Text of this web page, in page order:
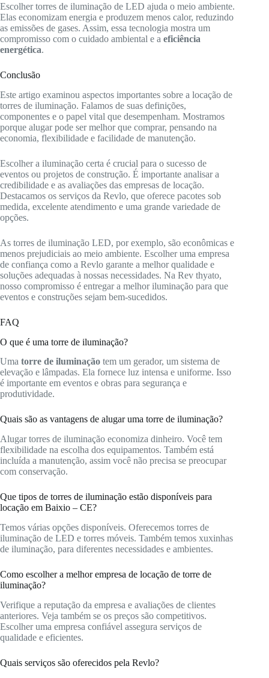
Escolher torres de iluminação de LED ajuda o meio ambiente.
Elas economizam energia e produzem menos calor, reduzindo
as emissões de gases. Assim, essa tecnologia mostra um
compromisso com o cuidado ambiental e a eficiência
energética.
Conclusão
Este artigo examinou aspectos importantes sobre a locação de
torres de iluminação. Falamos de suas definições,
componentes e o papel vital que desempenham. Mostramos
porque alugar pode ser melhor que comprar, pensando na
economia, flexibilidade e facilidade de manutenção.
Escolher a iluminação certa é crucial para o sucesso de
eventos ou projetos de construção. É importante analisar a
credibilidade e as avaliações das empresas de locação.
Destacamos os serviços da Revlo, que oferece pacotes sob
medida, excelente atendimento e uma grande variedade de
opções.
As torres de iluminação LED, por exemplo, são econômicas e
menos prejudiciais ao meio ambiente. Escolher uma empresa
de confiança como a Revlo garante a melhor qualidade e
soluções adequadas à nossas necessidades. Na Rev thyato,
nosso compromisso é entregar a melhor iluminação para que
eventos e construções sejam bem-sucedidos.
FAQ
O que é uma torre de iluminação?
Uma torre de iluminação tem um gerador, um sistema de
elevação e lâmpadas. Ela fornece luz intensa e uniforme. Isso
é importante em eventos e obras para segurança e
produtividade.
Quais são as vantagens de alugar uma torre de iluminação?
Alugar torres de iluminação economiza dinheiro. Você tem
flexibilidade na escolha dos equipamentos. Também está
incluída a manutenção, assim você não precisa se preocupar
com conservação.
Que tipos de torres de iluminação estão disponíveis para
locação em Baixio – CE?
Temos várias opções disponíveis. Oferecemos torres de
iluminação de LED e torres móveis. Também temos xuxinhas
de iluminação, para diferentes necessidades e ambientes.
Como escolher a melhor empresa de locação de torre de
iluminação?
Verifique a reputação da empresa e avaliações de clientes
anteriores. Veja também se os preços são competitivos.
Escolher uma empresa confiável assegura serviços de
qualidade e eficientes.
Quais serviços são oferecidos pela Revlo?